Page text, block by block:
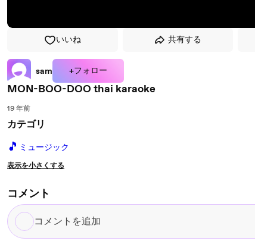
いいね 共有する
sam +フォロー
MON-BOO-DOO thai karaoke
19 年前
カテゴリ
🎵 ミュージック
表示を小さくする
コメント
コ
メ